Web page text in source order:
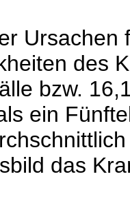
des
bzw.
ein
das